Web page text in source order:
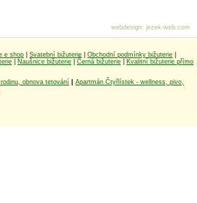
e shop Svatební bižuterie Obchodní podmínky bižuterie
Naušnice bižuterie Černá bižuterie
Kvalitní bižuterie přímo
obnova tetování
Apartmán Čtyřlístek - wellness, pivo,
webdesign: jezek-web.com